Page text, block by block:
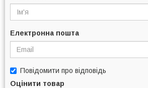
Електронна пошта
Повідомити про відповідь
Оцінити товар